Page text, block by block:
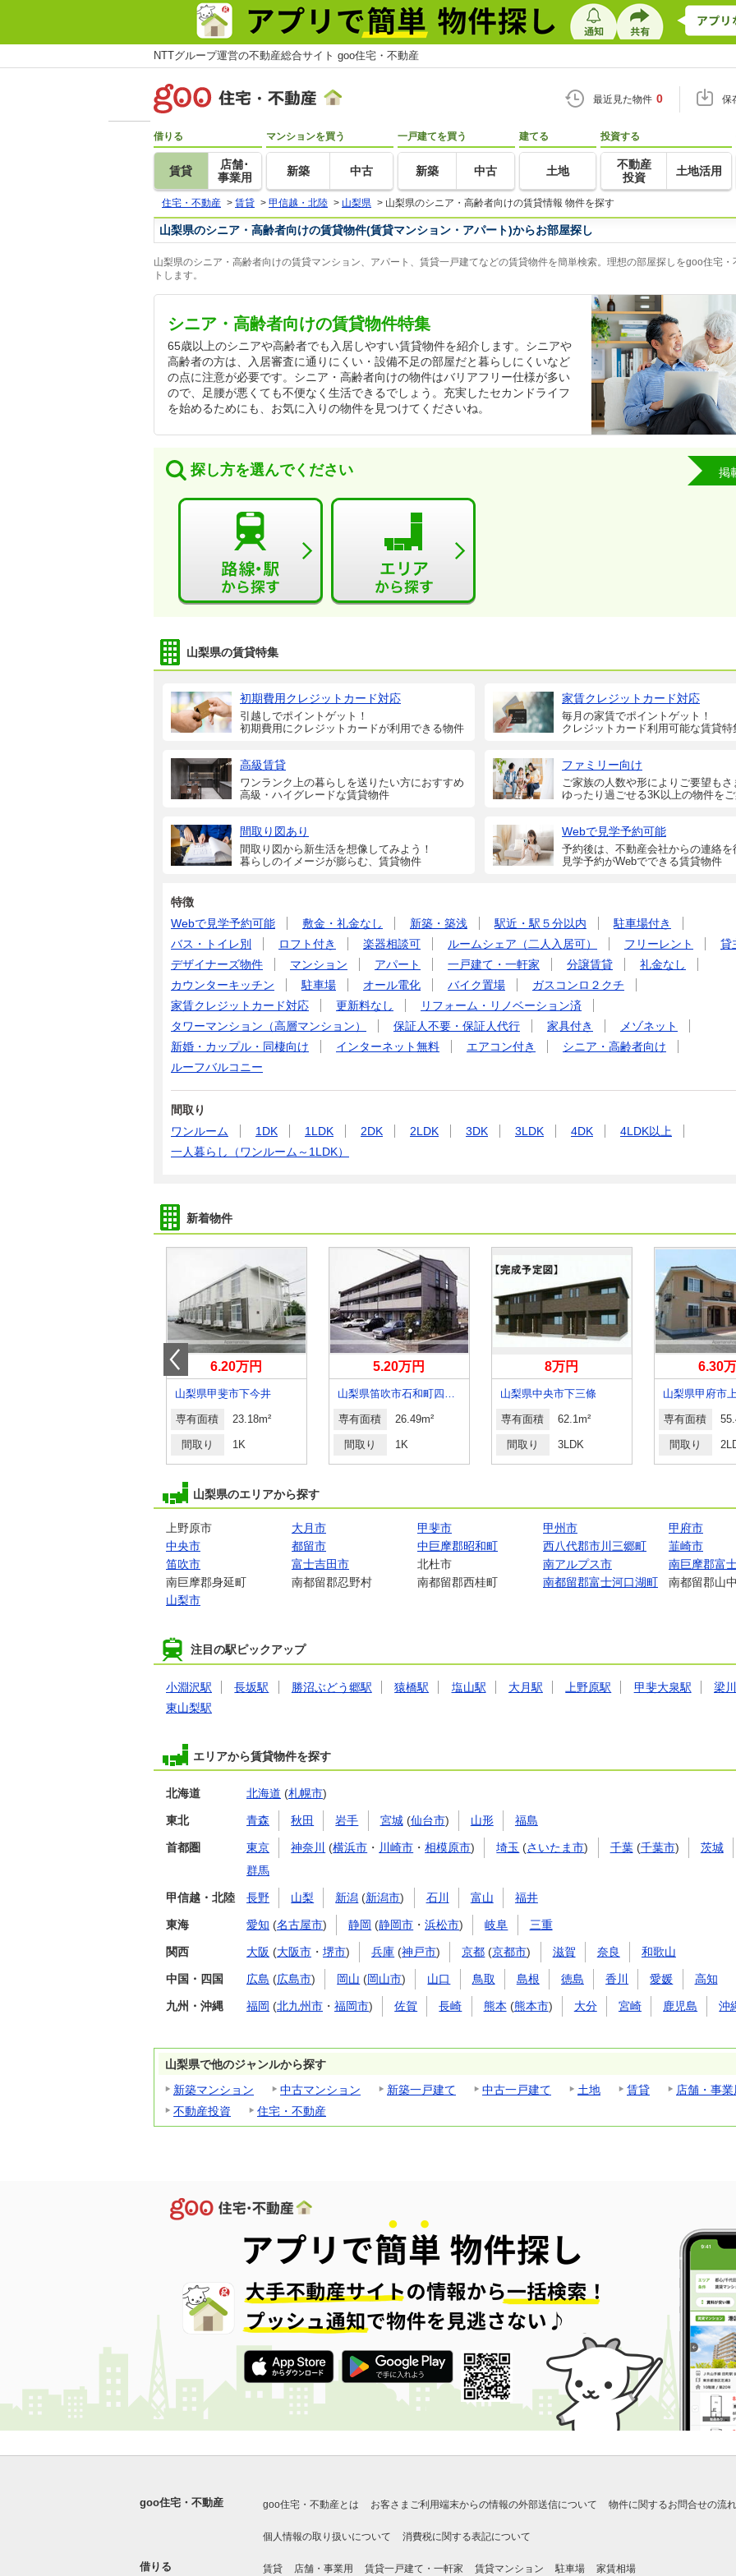
NTTグループ運営の不動産総合サイト goo住宅・不動産
最近見た物件 0 保
借りる
賃貸
店舗･
事業用
マンションを買う
新築 中古
一戸建てを買う
新築 中古
建てる
土地
投資する
不動産
投資
土地活用
住宅・不動産 > 賃貸 > 甲信越・北陸 > 山梨県 > 山梨県のシニア・高齢者向けの賃貸情報 物件を探す
山梨県のシニア・高齢者向けの賃貸物件(賃貸マンション・アパート)からお部屋探し
山梨県のシニア・高齢者向けの賃貸マンション、アパート、賃貸一戸建てなどの賃貸物件を簡単検索。理想の部屋探しをgoo住宅・
トします。
シニア・高齢者向けの賃貸物件特集
65歳以上のシニアや高齢者でも入居しやすい賃貸物件を紹介します。シニアや
高齢者の方は、入居審査に通りにくい・設備不足の部屋だと暮らしにくいなど
の点に注意が必要です。シニア・高齢者向けの物件はバリアフリー仕様が多い
ので、足腰が悪くても不便なく生活できるでしょう。充実したセカンドライフ
を始めるためにも、お気に入りの物件を見つけてくださいね。
探し方を選んでください 掲
山梨県の賃貸特集
初期費用クレジットカード対応
引越しでポイントゲット！
初期費用にクレジットカードが利用できる物件
家賃クレジットカード対応
毎月の家賃でポイントゲット！
クレジットカード利用可能な賃貸特
高級賃貸
ワンランク上の暮らしを送りたい方におすすめ
高級・ハイグレードな賃貸物件
ファミリー向け
ご家族の人数や形によりご要望もさ
ゆったり過ごせる3K以上の物件をご
間取り図あり
間取り図から新生活を想像してみよう！
暮らしのイメージが膨らむ、賃貸物件
Webで見学予約可能
予約後は、不動産会社からの連絡を
見学予約がWebでできる賃貸物件
特徴
Webで見学予約可能
敷金・礼金なし 新築・築浅 駅近・駅５分以内
駐車場付き
バス・トイレ別
ロフト付き 楽器相談可 ルームシェア（二人入居可） フリーレント
貸
デザイナーズ物件
マンション アパート 一戸建て・一軒家 分譲賃貸
礼金なし
カウンターキッチン
駐車場 オール電化 バイク置場
ガスコンロ２クチ
家賃クレジットカード対応
更新料なし
リフォーム・リノベーション済
タワーマンション（高層マンション）
保証人不要・保証人代行 家具付き
メゾネット
新婚・カップル・同棲向け
インターネット無料 エアコン付き
シニア・高齢者向け
ルーフバルコニー
間取り
ワンルーム
1DK 1LDK 2DK 2LDK 3DK 3LDK 4DK
4LDK以上
一人暮らし（ワンルーム～1LDK）
新着物件
6.20万円
山梨県甲斐市下今井
専有面積 23.18m²
間取り 1K
5.20万円
山梨県笛吹市石和町四日市場
専有面積 26.49m²
間取り 1K
8万円
山梨県中央市下三條
専有面積 62.1m²
間取り 3LDK
6.30
山梨県甲府市
専有面積
間取り
山梨県のエリアから探す
上野原市 大月市 甲斐市 甲州市
甲府市
中央市
都留市 中巨摩郡昭和町 西八代郡市川三郷町
韮崎市
笛吹市
富士吉田市 北杜市 南アルプス市
南巨摩郡富
南巨摩郡身延町
南都留郡忍野村 南都留郡西桂町 南都留郡富士河口湖町
南都留郡山
山梨市
注目の駅ピックアップ
小淵沢駅 長坂駅 勝沼ぶどう郷駅 猿橋駅 塩山駅 大月駅 上野原駅 甲斐大泉駅
梁
東山梨駅
エリアから賃貸物件を探す
北海道 北海道 (札幌市)
東北 青森 秋田 岩手 宮城(仙台市) 山形 福島
首都圏 東京 神奈川 (横浜市 ・ 川崎市 ・相模原市) 埼玉 (さいたま市) 千葉(千葉市) 茨城
群馬
甲信越・北陸 長野 山梨 新潟 (新潟市) 石川 富山 福井
東海 愛知 (名古屋市) 静岡 (静岡市 ・浜松市) 岐阜 三重
関西 大阪 (大阪市 ・ 堺市) 兵庫 (神戸市) 京都 (京都市) 滋賀 奈良 和歌山
中国・四国 広島 (広島市) 岡山 (岡山市) 山口 鳥取 島根 徳島 香川 愛媛 高知
九州・沖縄 福岡 (北九州市 ・ 福岡市) 佐賀 長崎 熊本 (熊本市) 大分 宮崎 鹿児島 沖
山梨県で他のジャンルから探す
新築マンション
中古マンション 新築一戸建て 中古一戸建て 土地 賃貸
店舗・事業
不動産投資
住宅・不動産
goo住宅・不動産 goo住宅・不動産とは お客さまご利用端末からの情報の外部送信について 物件に関するお問合せの流れ
個人情報の取り扱いについて 消費税に関する表記について
借りる 賃貸 店舗・事業用 賃貸一戸建て・一軒家 賃貸マンション 駐車場 家賃相場